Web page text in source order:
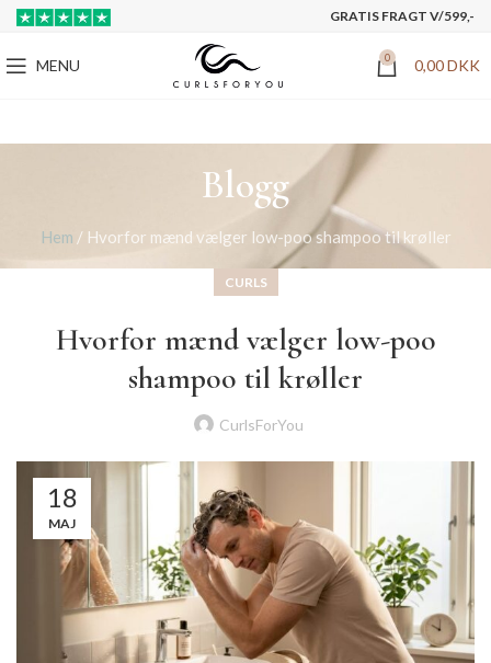
GRATIS FRAGT V/599,-
MENU 0 0,00DKK
Blogg
Hem / Hvorfor mænd vælger low-poo shampoo til krøller
CURLS
Hvorfor mænd vælger low-poo
shampoo til krøller
CurlsForYou
18
MAJ